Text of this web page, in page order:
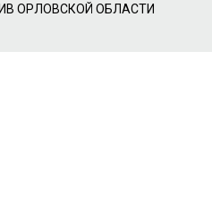
ОРЛОВСКОЙ ОБЛАСТИ